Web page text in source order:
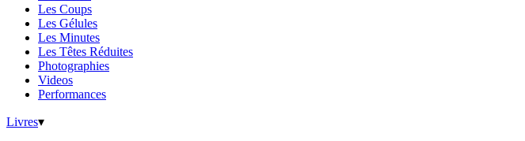
Les Coups
Les Gélules
Les Minutes
Les Têtes Réduites
Photographies
Videos
Performances
Livres▾